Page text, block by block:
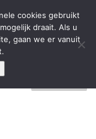
zaken aannemen
Privacybeleid
cookies gebruikt
draait. Als u
gaan we er vanuit